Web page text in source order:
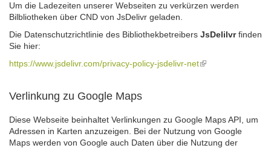
Um die Ladezeiten unserer Webseiten zu verkürzen werden
Bilbliotheken über CND von JsDelivr geladen.
Die Datenschutzrichtlinie des Bibliothekbetreibers JsDelilvrfinden
Sie hier:
https://www.jsdelivr.com/privacy-policy-jsdelivr-net(link
Verlinkung zu Google Maps
Diese Webseite beinhaltet Verlinkungen zu Google Maps API, um
Adressen in Karten anzuzeigen. Bei der Nutzung von Google
Maps werden von Google auch Daten über die Nutzung der